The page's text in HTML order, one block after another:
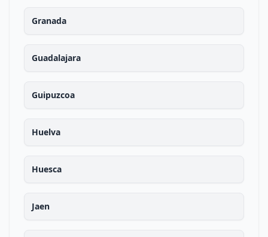
Granada
Guadalajara
Guipuzcoa
Huelva
Huesca
Jaen